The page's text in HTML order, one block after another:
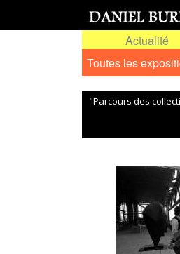
Actualité
Toutes les
"Parcours des